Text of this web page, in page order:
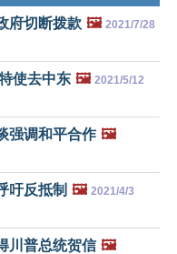
府切断拨款 🖼️ 2021/7/28
使去中东 🖼️ 2021/5/12
强调和平合作 🖼️
吁反抵制 🖼️ 2021/4/3
川普总统贺信 🖼️